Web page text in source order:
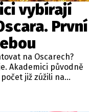
vybírají
První
na Oscarech?
Akademici původně
již zúžili na